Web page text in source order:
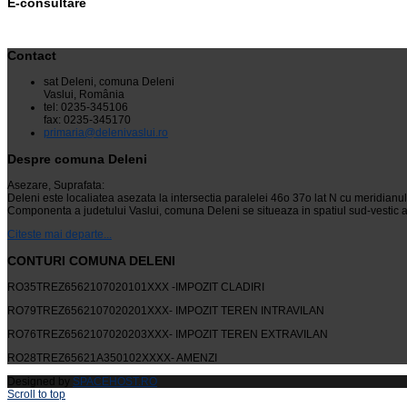
Contact
sat Deleni, comuna Deleni
Vaslui, România
tel: 0235-345106
fax: 0235-345170
primaria@delenivaslui.ro
Despre comuna Deleni
Asezare, Suprafata:
Deleni este localiatea asezata la intersectia paralelei 46o 37o lat N cu
Componenta a judetului Vaslui, comuna Deleni se situeaza in spatiul sud-vestic
Citeste mai departe...
CONTURI COMUNA DELENI
RO35TREZ6562107020101XXX -IMPOZIT CLADIRI
RO79TREZ6562107020201XXX- IMPOZIT TEREN INTRAVILAN
RO76TREZ6562107020203XXX- IMPOZIT TEREN EXTRAVILAN
RO28TREZ65621A350102XXXX- AMENZI
Designed by SPACEHOST.RO
Scroll to top